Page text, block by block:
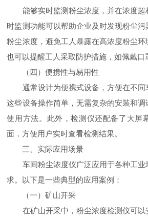
能够实时监测粉尘浓度，并在浓度超
时监测功能可以帮助企业及时发现粉尘
粉尘浓度，避免工人暴露在高浓度粉尘
也可以提醒工人采取防护措施，如佩戴口
（四）便携性与易用性
通常设计为便携式设备，方便在不同
这些设备操作简单，无需复杂的安装和
使用方法。此外，检测仪还配备了大屏
面，方便用户实时查看检测结果。
三、实际应用场景
车间粉尘浓度仪广泛应用于各种工业
求。以下是一些典型的应用案例：
（一）矿山开采
在矿山开采中，粉尘浓度检测仪可以